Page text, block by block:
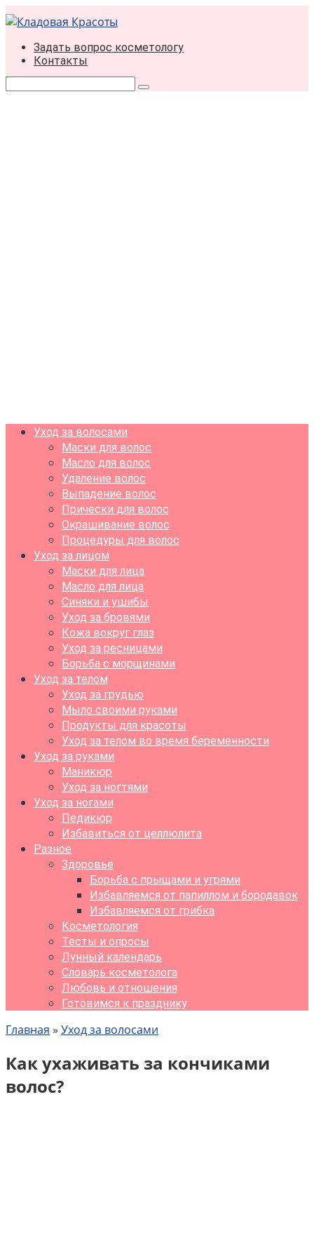
Перейти
к
контентуЗадать вопрос косметологу
Контакты
Поиск:
Уход за волосами
Маски для волос
Масло для волос
Удаление волос
Выпадение волос
Прически для волос
Окрашивание волос
Процедуры для волос
Уход за лицом
Маски для лица
Масло для лица
Синяки и ушибы
Уход за бровями
Кожа вокруг глаз
Уход за ресницами
Борьба с морщинами
Уход за телом
Уход за грудью
Мыло своими руками
Продукты для красоты
Уход за телом во время беременности
Уход за руками
Маникюр
Уход за ногтями
Уход за ногами
Педикюр
Избавиться от целлюлита
Разное
Здоровье
Борьба с прыщами и угрями
Избавляемся от папиллом и бородавок
Избавляемся от грибка
Косметология
Тесты и опросы
Лунный календарь
Словарь косметолога
Любовь и отношения
Готовимся к празднику
Главная » Уход за волосами
Как ухаживать за кончиками
волос?